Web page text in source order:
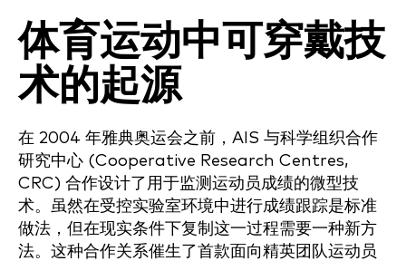
体育运动中可穿戴技
术的起源
在 2004 年雅典奥运会之前，AIS 与科学组织合作
研究中心 (Cooperative Research Centres,
CRC) 合作设计了用于监测运动员成绩的微型技
术。虽然在受控实验室环境中进行成绩跟踪是标准
做法，但在现实条件下复制这一过程需要一种新方
法。这种合作关系催生了首款面向精英团队运动员